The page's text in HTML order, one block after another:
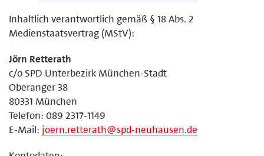
Inhaltlich verantwortlich gemäß § 18 Abs. 2
Medienstaatsvertrag (MStV):
Jörn Retterath
c/o SPD Unterbezirk München-Stadt
Oberanger 38
80331 München
Telefon: 089 2317-1149
E-Mail: joern.retterath@spd-neuhausen.de